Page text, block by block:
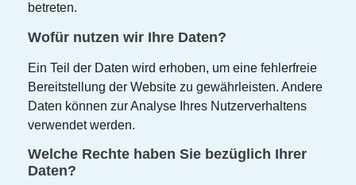
betreten.
Wofür nutzen wir Ihre Daten?
Ein Teil der Daten wird erhoben, um eine fehlerfreie
Bereitstellung der Website zu gewährleisten. Andere
Daten können zur Analyse Ihres Nutzerverhaltens
verwendet werden.
Welche Rechte haben Sie bezüglich Ihrer
Daten?